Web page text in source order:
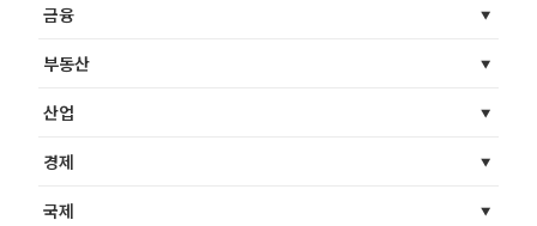
금융
부동산
산업
경제
국제